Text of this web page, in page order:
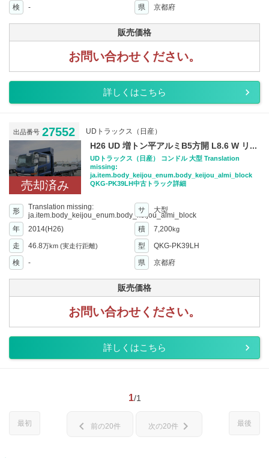
検
- 県 京都府
販売価格
お問い合わせください。
詳しくはこちら
出品番号 27552 UDトラックス（日産）
売却済み
H26 UD 増トン平アルミB5方開 L8.6 W リ...
UDトラックス（日産） コンドル 大型 Translation
missing:
ja.item.body_keijou_enum.body_keijou_almi_block
QKG-PK39LH中古トラック詳細
形
Translation missing:
ja.item.body_keijou_enum.body_keijou_almi_block
サ 大型
年 2014(H26) 積 7,200kg
走 46.8万km (実走行距離) 型
QKG-PK39LH
検
- 県 京都府
販売価格
お問い合わせください。
詳しくはこちら
1/1
最初 最後
chevron_left 前の20件 次の20件 chevron_right